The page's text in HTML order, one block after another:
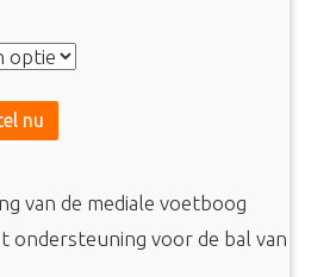
nu
van de mediale voetboog
ondersteuning voor de bal van